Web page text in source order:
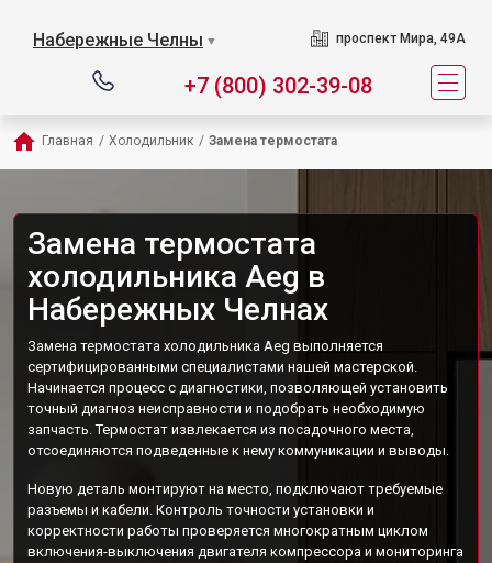
Набережные Челны ▼ проспект Мира, 49А
+7 (800) 302-39-08
Главная / Холодильник / Замена термостата
Замена термостата
холодильника Aeg в
Набережных Челнах
Замена термостата холодильника Aeg выполняется
сертифицированными специалистами нашей мастерской.
Начинается процесс с диагностики, позволяющей установить
точный диагноз неисправности и подобрать необходимую
запчасть. Термостат извлекается из посадочного места,
отсоединяются подведенные к нему коммуникации и выводы.
Новую деталь монтируют на место, подключают требуемые
разъемы и кабели. Контроль точности установки и
корректности работы проверяется многократным циклом
включения-выключения двигателя компрессора и мониторинга